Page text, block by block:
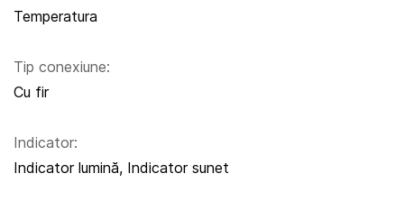
Temperatura
Tip conexiune:
Cu fir
Indicator:
Indicator lumină, Indicator sunet